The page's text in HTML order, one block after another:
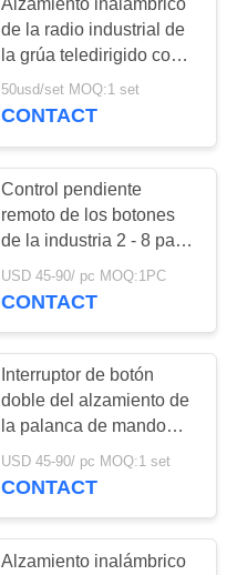
de la radio industrial de
la grúa teledirigido con
alto rendimiento
50usd/set MOQ:1 set
CONTACT
Control pendiente
remoto de los botones
de la industria 2 - 8 para
el CD/el Doctor en
Medicina alzamiento,
USD 45-90/ pc MOQ:1PC
CONTACT
Interruptor de botón
doble del alzamiento de
la palanca de mando
100 metros de distancia
para
USD 45-90/ pc MOQ:1 set
CONTACT
Alzamiento inalámbrico